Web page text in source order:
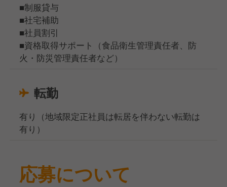
■制服貸与
■社宅補助
■社員割引
■資格取得サポート（食品衛生管理責任者、防
火・防災管理責任者など）
転勤
有り（地域限定正社員は転居を伴わない転勤は
有り）
応募について